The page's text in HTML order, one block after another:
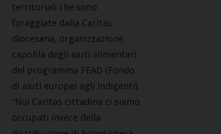
territoriali che sono
foraggiate dalla Caritas
diocesana, organizzazione
capofila degli aiuti alimentari
del programma FEAD (Fondo
di aiuti europei agli indigenti).
“Noi Caritas cittadina ci siamo
occupati invece della